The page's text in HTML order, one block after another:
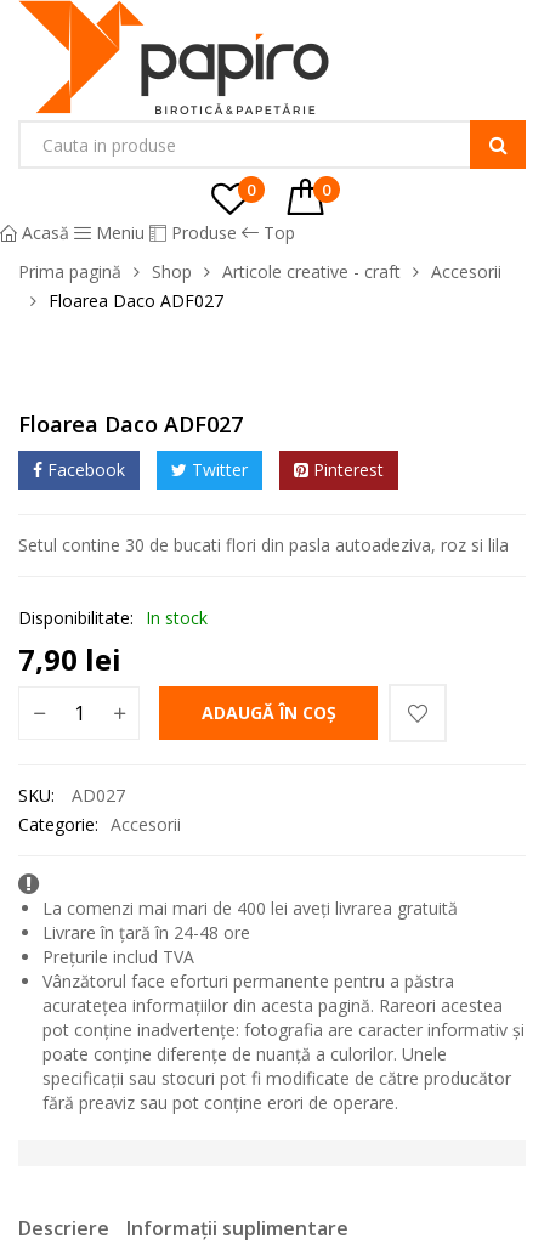
0 0
Acasă Meniu Produse
Top
Prima pagină
Shop Articole creative - craft
Accesorii
Floarea Daco ADF027
Floarea Daco ADF027
Facebook Twitter Pinterest
Setul contine 30 de bucati flori din pasla autoadeziva, roz si lila
Disponibilitate: In stock
7,90 lei
ADAUGĂ ÎN COȘ
SKU:
AD027
Categorie: Accesorii
La comenzi mai mari de 400 lei aveți livrarea gratuită
Livrare în țară în 24-48 ore
Prețurile includ TVA
Vânzătorul face eforturi permanente pentru a păstra
acuratețea informațiilor din acesta pagină. Rareori acestea
pot conține inadvertențe: fotografia are caracter informativ și
poate conține diferențe de nuanță a culorilor. Unele
specificații sau stocuri pot fi modificate de către producător
fără preaviz sau pot conține erori de operare.
Descriere Informații suplimentare